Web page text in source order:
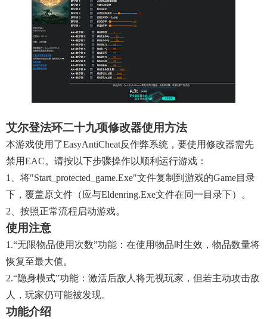
艾尔登法环二十九项修改器使用方法
本游戏使用了EasyAntiCheat反作弊系统，要使用修改器需先
禁用EAC。请按以下步骤操作以顺利运行游戏：
1、将"start_protected_game.exe"文件复制到游戏的Game目录
下，覆盖原文件（应与eldenring.exe文件在同一目录下）。
2、按照正常流程启动游戏。
使用注意
1.“无限物品使用次数”功能：在使用物品时生效，物品数量将
恢复至最大值。
2.“隐身模式”功能：激活后敌人将无视玩家，但若主动攻击敌
人，玩家仍可能被发现。
功能介绍